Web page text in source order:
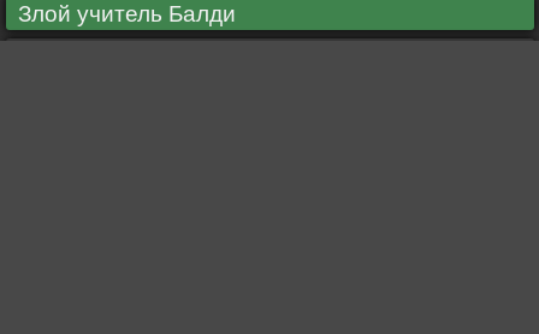
Злой учитель Балди